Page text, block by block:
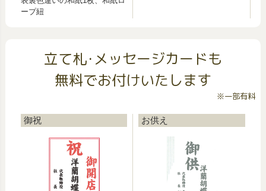
ープ紐
立て札･メッセージカードも
無料でお付けいたします
※一部有料
御祝 お供え